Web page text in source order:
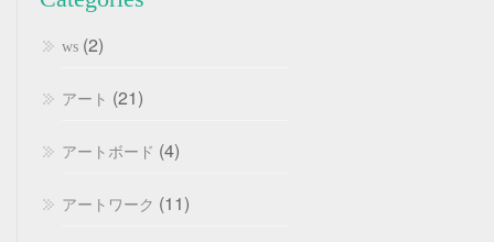
ws (2)
アート (21)
アートボード (4)
アートワーク (11)